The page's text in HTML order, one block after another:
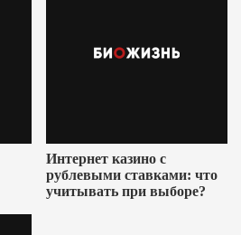
Интернет казино с
рублевыми ставками: что
учитывать при выборе?